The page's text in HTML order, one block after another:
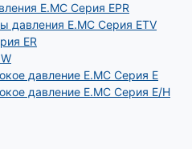
E.MC Серия EPR
давления E.MC Серия ETV
ER
давление E.MC Серия E
давление E.MC Серия E/H